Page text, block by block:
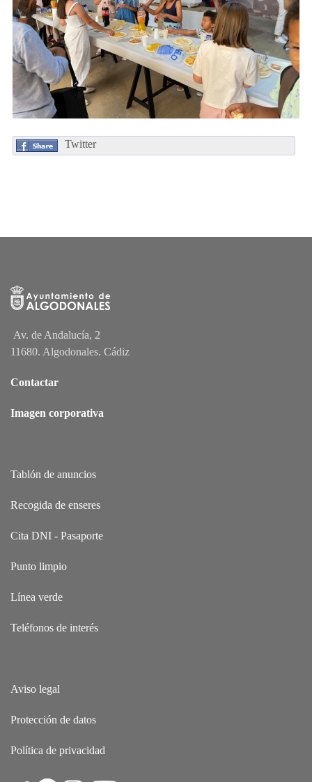
Twitter
Av. de Andalucía, 2
11680. Algodonales. Cádiz
Contactar
Imagen corporativa
Tablón de anuncios
Recogida de enseres
Cita DNI - Pasaporte
Punto limpio
Línea verde
Teléfonos de interés
Aviso legal
Protección de datos
Política de privacidad